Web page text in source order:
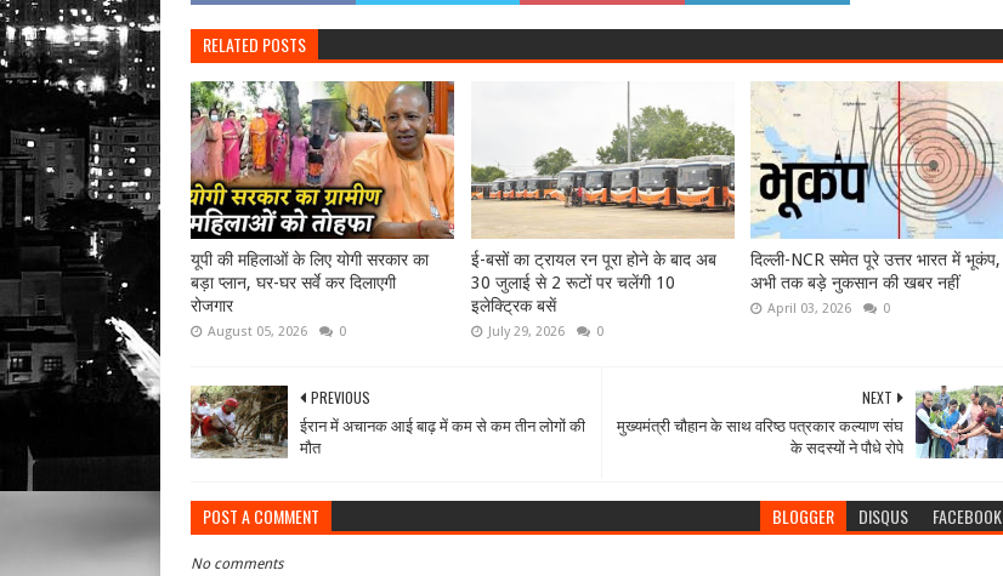
RELATED POSTS
यूपी की महिलाओं के लिए योगी सरकार का
बड़ा प्लान, घर-घर सर्वे कर दिलाएगी
रोजगार
August 05, 2026 0
ई-बसों का ट्रायल रन पूरा होने के बाद अब
30 जुलाई से 2 रूटों पर चलेंगी 10
इलेक्ट्रिक बसें
July 29, 2026 0
दिल्ली-NCR समेत पूरे उत्तर भारत में भूकंप,
अभी तक बड़े नुकसान की खबर नहीं
April 03, 2026 0
NEXT
मुख्यमंत्री चौहान के साथ वरिष्ठ पत्रकार कल्याण संघ
के सदस्यों ने पौधे रोपे
PREVIOUS
ईरान में अचानक आई बाढ़ में कम से कम तीन लोगों की
मौत
POST A COMMENT BLOGGER DISQUS FACEBOOK
No comments